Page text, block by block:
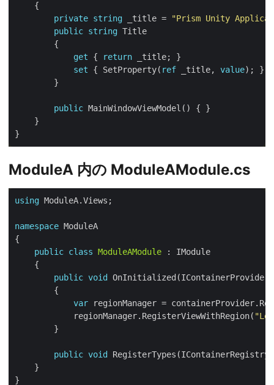
private string _title =
"Prism Unity
public string
get { return
set { SetProperty( ref _title, value
public
ModuleA 内の ModuleAModule.cs
using
namespace
public class ModuleAModule
public void
var
            regionManager.RegisterViewWithRegion(
public void